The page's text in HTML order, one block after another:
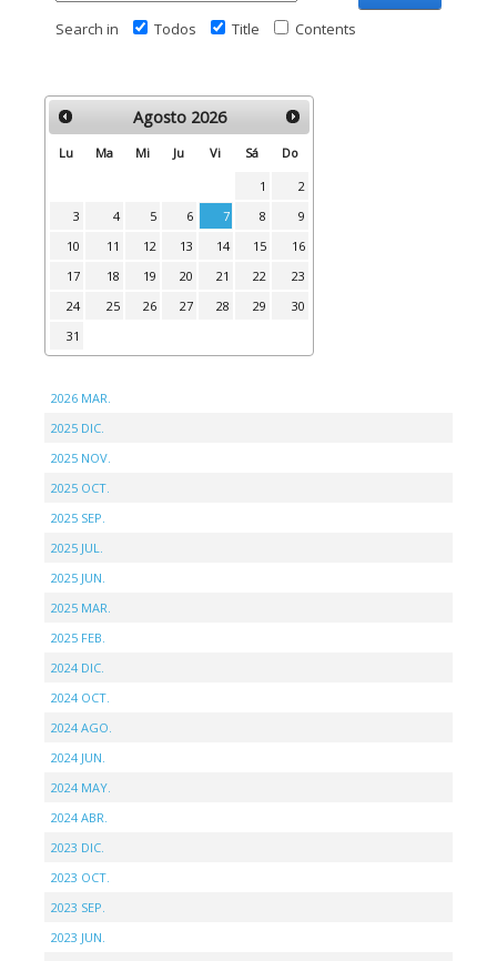
Search in
Todos Title Contents
Agosto 2026
Lu Ma Mi Ju Vi Sá Do
1
2
3
4 5 6 7 8
9
10
11 12 13 14 15
16
17
18 19 20 21 22
23
24
25 26 27 28 29
30
31
2026 MAR.
2025 DIC.
2025 NOV.
2025 OCT.
2025 SEP.
2025 JUL.
2025 JUN.
2025 MAR.
2025 FEB.
2024 DIC.
2024 OCT.
2024 AGO.
2024 JUN.
2024 MAY.
2024 ABR.
2023 DIC.
2023 OCT.
2023 SEP.
2023 JUN.